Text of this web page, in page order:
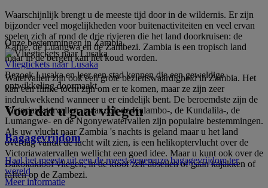
Waarschijnlijk brengt u de meeste tijd door in de wildernis. Er zijn
bijzonder veel mogelijkheden voor buitenactiviteiten en veel ervan
spelen zich af rond de drie rivieren die het land doorkruisen: de
Kafue, de Luangwa en de Zambezi. Zambia is een tropisch land
maar in de bergen kan het koud worden.
Watervallen zijn ook een grote bezienswaardigheid in Zambia. Het
kan een flinke tocht zijn om er te komen, maar ze zijn zeer
indrukwekkend wanneer u er eindelijk bent. De beroemdste zijn de
Victoriawatervallen, maar ook de Kalambo-, de Kundalila-, de
Lumangwe- en de Ngonyewatervallen zijn populaire bestemmingen.
Als uw vlucht naar Zambia 's nachts is geland maar u het land
overdag vanuit de lucht wilt zien, is een helikoptervlucht over de
Victoriawatervallen wellicht een goed idee. Maar u kunt ook over de
Bakokakloof vliegen, in de kloof zelf abseilen of gaan kajakken of
raften op de Zambezi.
Onze bestemmingen in Zambia
Vliegtickets naar Lusaka
Bezoek Lusaka en leer een stad kennen die een geweldige
ontwikkeling doormaakt.
Voordat u gaat vliegen
Bagagevrijdom
Haal het meeste uit een de meest genereuze bagagevrijdom ter
wereld
Meer informatie